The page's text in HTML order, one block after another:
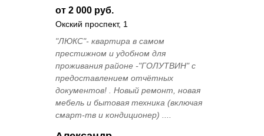
от 2 000 руб.
Окский проспект, 1
"ЛЮКС"- квартира в самом
престижном и удобном для
проживания районе -"ГОЛУТВИН" с
предоставлением отчётных
документов! . Новый ремонт, новая
мебель и бытовая техника (включая
смарт-тв и кондиционер) ....